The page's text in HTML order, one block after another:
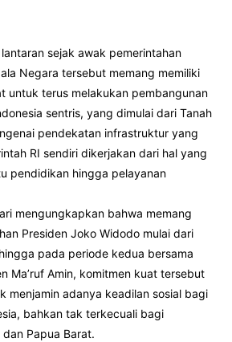
sejak awak pemerintahan
Negara tersebut memang memiliki
untuk terus melakukan pembangunan
sentris, yang dimulai dari Tanah
pendekatan infrastruktur yang
RI sendiri dikerjakan dari hal yang
pendidikan hingga pelayanan
mengungkapkan bahwa memang
Presiden Joko Widodo mulai dari
pada periode kedua bersama
Ma’ruf Amin, komitmen kuat tersebut
menjamin adanya keadilan sosial bagi
bahkan tak terkecuali bagi
Papua Barat.